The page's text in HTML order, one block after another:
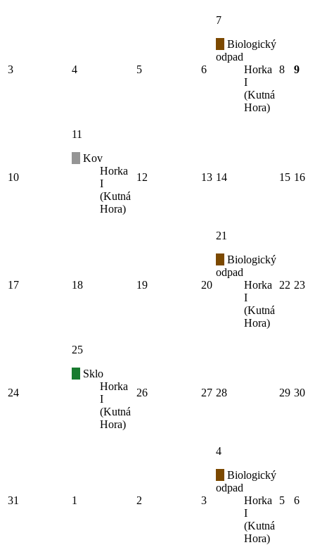
3 4 5 6
7
Biologický
odpad
Horka
I
(Kutná
Hora)
8 9
10
11
Kov
Horka
I
(Kutná
Hora)
12 13 14 15 16
17 18 19 20
21
Biologický
odpad
Horka
I
(Kutná
Hora)
22 23
24
25
Sklo
Horka
I
(Kutná
Hora)
26 27 28 29 30
31 1 2 3
4
Biologický
odpad
Horka
I
(Kutná
Hora)
5 6